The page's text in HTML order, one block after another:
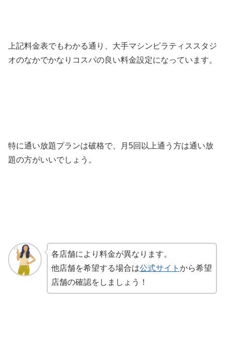
上記料金表でもわかる通り、大手マシンピラティススタジ
オのなかでかなりコスパの良い料金設定になっています。
特に通い放題プランは破格で、月5回以上通う方は通い放
題の方がいいでしょう。
各店舗により料金が異なります。
他店舗を希望する場合は公式サイト から希望
店舗の確認をしましょう！